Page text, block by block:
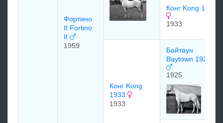
Фортино
II Fortino
II
1959
Конг Kong 1933
1933
Конг Kong
1933
1933
Байтаун
Baytown 1925
1925